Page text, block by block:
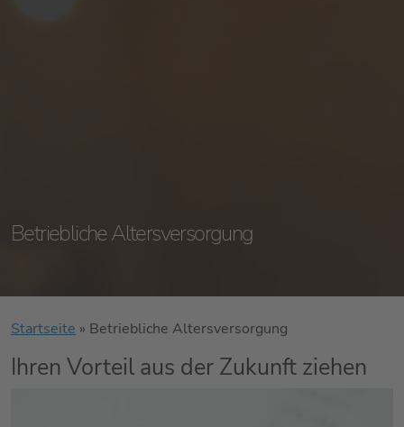
Betriebliche Altersversorgung
Startseite » Betriebliche Altersversorgung
Ihren Vorteil aus der Zukunft ziehen